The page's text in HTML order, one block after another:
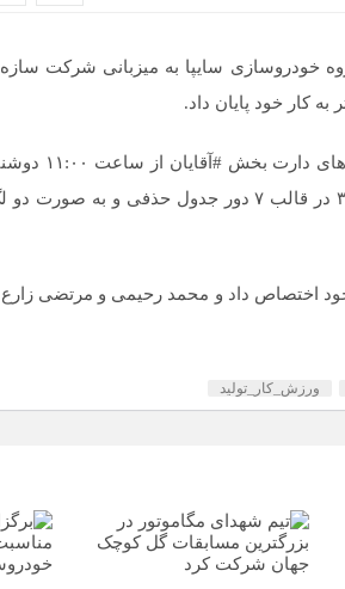
خودروسازی سایپا به میزبانی شرکت سازه
کار خود پایان داد.
سلیمانی مجتمع سازه گستر با حضور ۱۲۸ ورزشکار با امتیاز ۳۰۱ در قالب
اختصاص داد و محمد رحیمی و مرتضی
ورزش_کار_تولید